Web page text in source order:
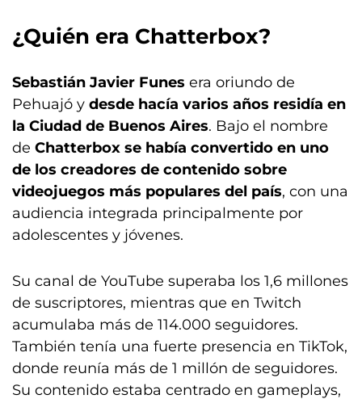
¿Quién era Chatterbox?
Sebastián Javier Funes era oriundo de
Pehuajó y desde hacía varios años residía en
la Ciudad de Buenos Aires. Bajo el nombre
de Chatterbox se había convertido en uno
de los creadores de contenido sobre
videojuegos más populares del país, con una
audiencia integrada principalmente por
adolescentes y jóvenes.
Su canal de YouTube superaba los 1,6 millones
de suscriptores, mientras que en Twitch
acumulaba más de 114.000 seguidores.
También tenía una fuerte presencia en TikTok,
donde reunía más de 1 millón de seguidores.
Su contenido estaba centrado en gameplays,